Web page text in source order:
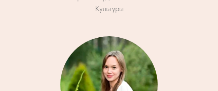
Культуры